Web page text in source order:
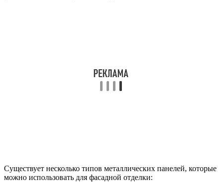
Существует несколько типов металлических панелей, которые
можно использовать для фасадной отделки: